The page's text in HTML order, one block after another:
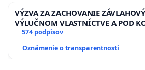
My, podpísaní
vyzývame Vás,
VÝZVA ZA ZACHOVANIE
VÝLUČNOM VLASTNÍCTVE A POD
SLOVENSKEJ REPUBLIKY & žiadosť
kanálov na Slovensku
574 podpisov
Oznámenie o transparentnosti